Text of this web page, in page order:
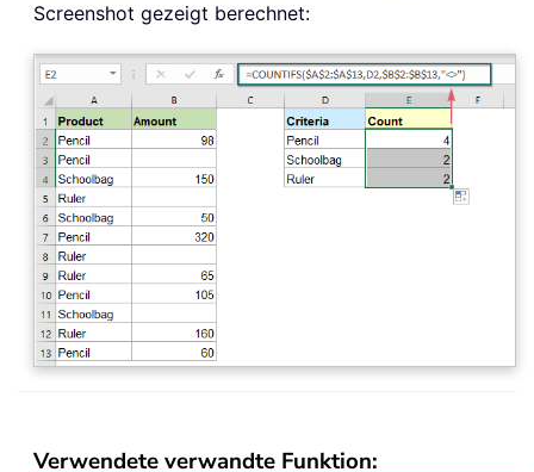
Screenshot gezeigt berechnet:
Verwendete verwandte Funktion: